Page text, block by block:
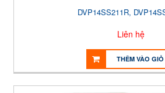
DVP14SS211R,
Liên hệ
THÊM VÀO GIỎ